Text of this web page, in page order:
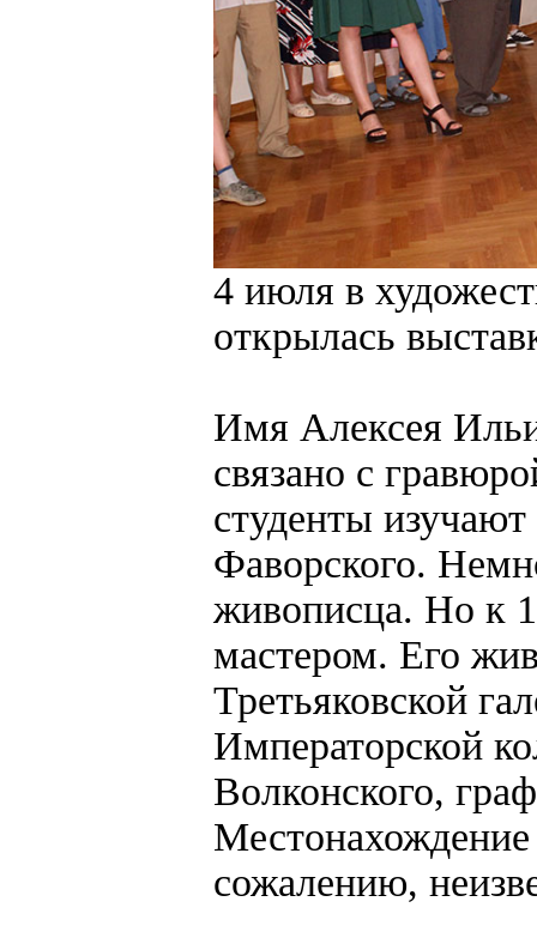
4 июля в
открылась
Имя Алексея
связано с
студенты
Фаворского.
живописца. Но к
мастером. Его
Третьяковской
Императорской
Волконского,
сожалению,